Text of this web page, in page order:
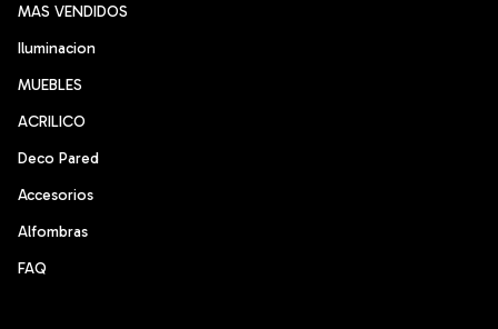
MAS VENDIDOS
Iluminacion
MUEBLES
ACRILICO
Deco Pared
Accesorios
Alfombras
FAQ